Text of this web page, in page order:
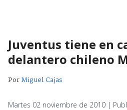
Juventus tiene en
delantero chileno
PorMiguel Cajas
Martes 02 noviembre de 2010 |